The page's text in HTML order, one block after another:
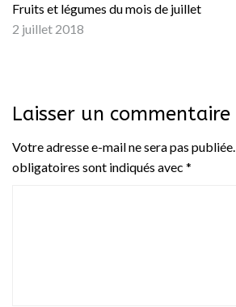
Fruits et légumes du mois de juillet
2 juillet 2018
Laisser un commentaire
Votre adresse e-mail ne sera pas publiée.
obligatoires sont indiqués avec *